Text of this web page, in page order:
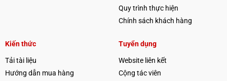
Quy trình thực hiện
Chính sách khách hàng
Kiến thức
Tải tài liệu
Hướng dẫn mua hàng
Tuyển dụng
Website liên kết
Cộng tác viên